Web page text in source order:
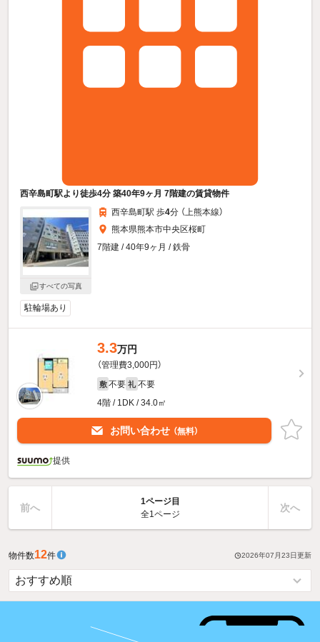
西辛島町駅より徒歩4分 築40年9ヶ月 7階建の賃貸物件
すべての写真
西辛島町駅 歩4分 （上熊本線）
熊本県熊本市中央区桜町
7階建 / 40年9ヶ月 / 鉄骨
駐輪場あり
3.3万円
（管理費3,000円）
敷 不要 礼 不要
4階 / 1DK / 34.0㎡
お問い合わせ （無料）
提供
前へ
1ページ目
全1ページ
次へ
物件数12件 2026年07月23日 更新